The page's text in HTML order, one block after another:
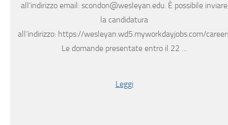
all’indirizzo email: scondon@wesleyan.edu. È possibile inviare
la candidatura
all’indirizzo: https://wesleyan.wd5.myworkdayjobs.com/
Le domande presentate entro il 22 …
Leggi